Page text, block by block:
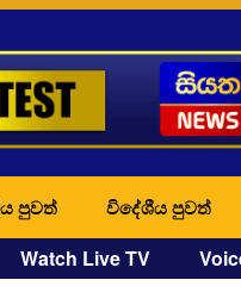
පුවත් විදේශීය පුවත්
Watch Live TV